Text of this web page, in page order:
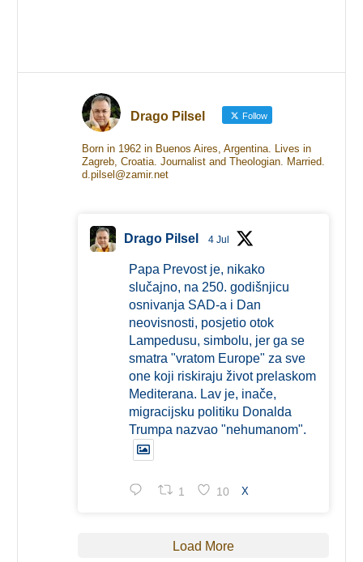
Drago Pilsel Follow
Born in 1962 in Buenos Aires, Argentina. Lives in
Zagreb, Croatia. Journalist and Theologian. Married.
d.pilsel@zamir.net
Drago Pilsel 4 Jul
Papa Prevost je, nikako
slučajno, na 250. godišnjicu
osnivanja SAD-a i Dan
neovisnosti, posjetio otok
Lampedusu, simbolu, jer ga se
smatra "vratom Europe" za sve
one koji riskiraju život prelaskom
Mediterana. Lav je, inače,
migracijsku politiku Donalda
Trumpa nazvao "nehumanom".
1 10 X
Load More